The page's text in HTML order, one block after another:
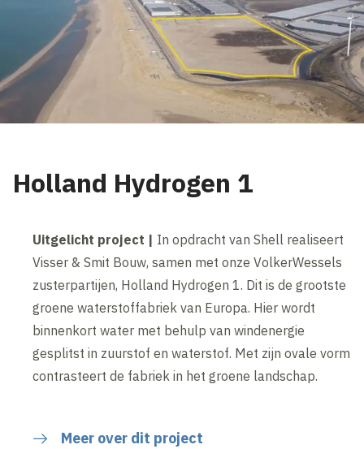
Holland Hydrogen 1
Uitgelicht project | In opdracht van Shell realiseert
Visser & Smit Bouw, samen met onze VolkerWessels
zusterpartijen, Holland Hydrogen 1. Dit is de grootste
groene waterstoffabriek van Europa. Hier wordt
binnenkort water met behulp van windenergie
gesplitst in zuurstof en waterstof. Met zijn ovale vorm
contrasteert de fabriek in het groene landschap.
Meer over dit project